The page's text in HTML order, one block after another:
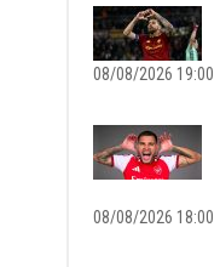
08/08/2026 19:00
08/08/2026 18:00